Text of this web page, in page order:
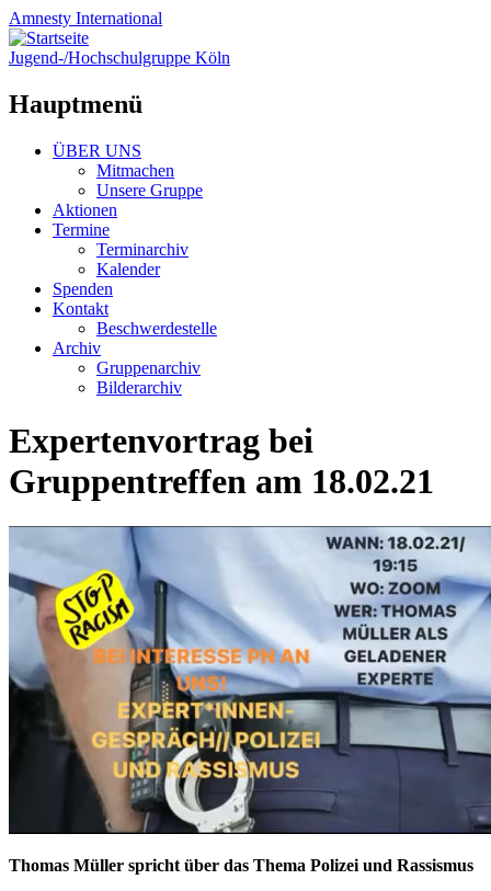
Amnesty International
Jugend-/Hochschulgruppe Köln
Hauptmenü
Zum
ÜBER UNS
Mitmachen
Unsere Gruppe
Aktionen
Termine
Terminarchiv
Kalender
Spenden
Kontakt
Beschwerdestelle
Archiv
Gruppenarchiv
Bilderarchiv
Expertenvortrag bei
Gruppentreffen am 18.02.21
Thomas Müller spricht über das Thema Polizei und Rassismus